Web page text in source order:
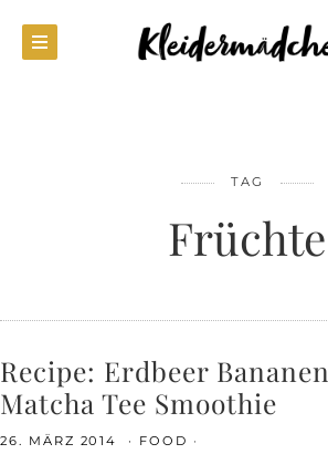
TAG
Früchte
Recipe: Erdbeer Bananen
Matcha Tee Smoothie
26. MÄRZ 2014
FOOD